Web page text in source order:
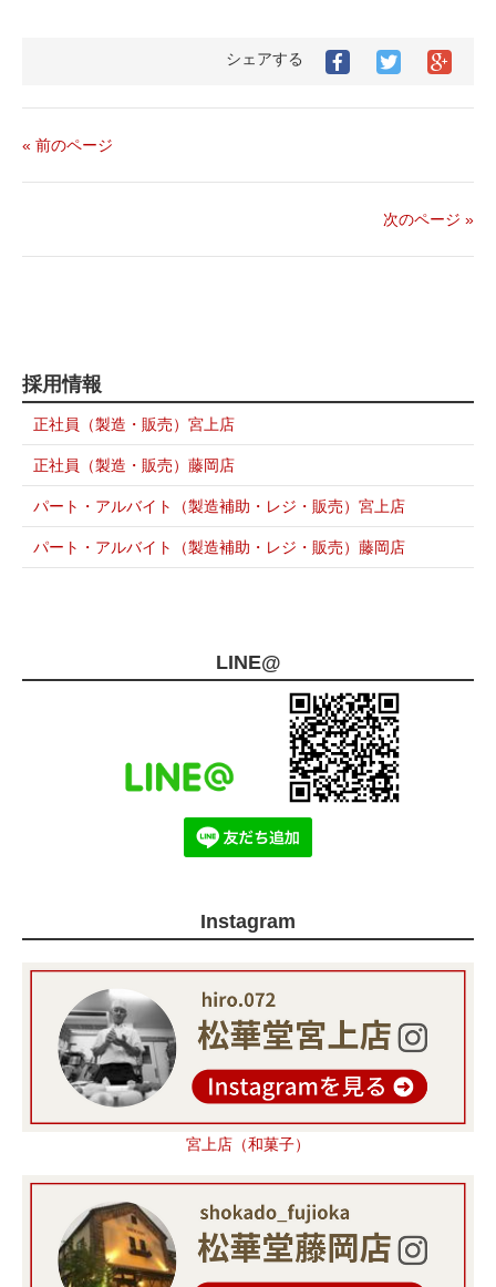
シェアする
Facebook
で
る
Twitter
で
る
シ
« 前のページ
次のページ »
採用情報
正社員（製造・販売）宮上店
正社員（製造・販売）藤岡店
パート・アルバイト（製造補助・レジ・販売）宮上店
パート・アルバイト（製造補助・レジ・販売）藤岡店
LINE@
Instagram
宮上店（和菓子）